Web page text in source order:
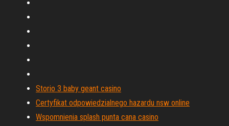
Storio 3 baby geant casino
Certyfikat odpowiedzialnego hazardu nsw online
Wspomnienia splash punta cana casino